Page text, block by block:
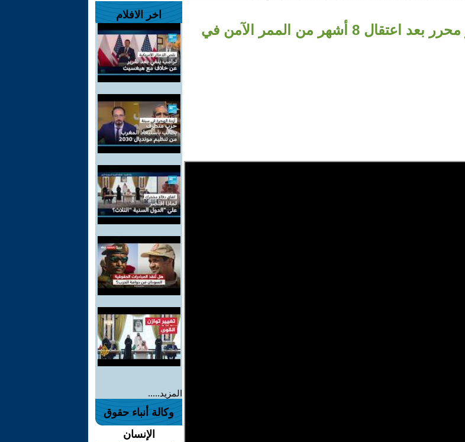
- شهادة أسير محرر بعد اعتقال 8 أشهر من الممر الآمن في
اخر الافلام
المزيد.....
وكالة أنباء حقوق
الإنسان